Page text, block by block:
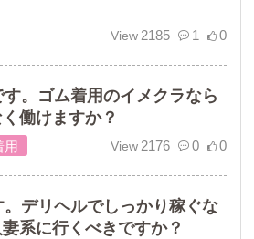
2185 1 0
。ゴム着用のイメクラなら
働けますか？
用 2176 0 0
デリヘルでしっかり稼ぐな
系に行くべきですか？